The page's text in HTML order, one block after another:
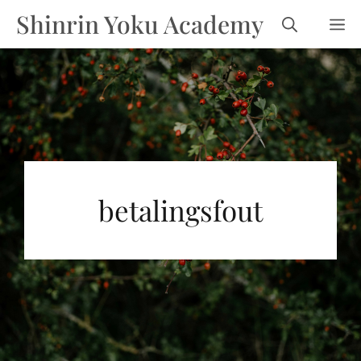
naar
de
inhoud
Shinrin Yoku Academy
betalingsfout